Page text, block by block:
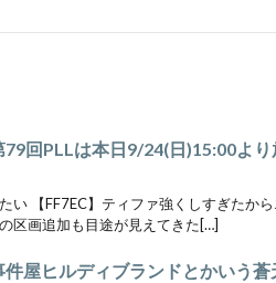
79回PLLは本日9/24(日)15:00より
い 【FF7EC】ティファ強くしすぎたか
区画追加も目途が見えてきた[…]
件屋ヒルディブランドとかいう